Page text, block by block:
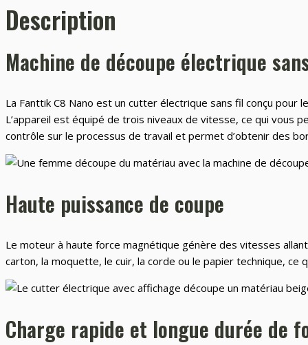
Description
Machine de découpe électrique
La Fanttik C8 Nano est un cutter électrique sans fil conçu
L’appareil est équipé de trois niveaux de vitesse, ce qui vous
contrôle sur le processus de travail et permet d’obtenir des
Haute puissance de coupe
Le moteur à haute force magnétique génère des vitesses
carton, la moquette, le cuir, la corde ou le papier technique, ce
Charge rapide et longue durée de